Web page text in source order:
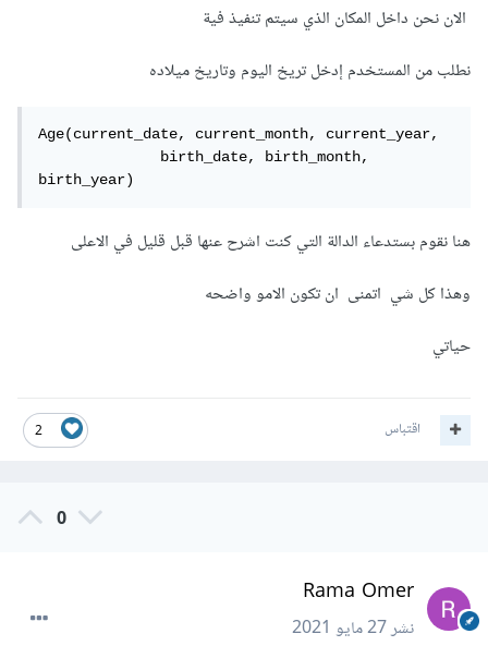
الان نحن داخل المكان الذي سيتم تنفيذ فية
نطلب من المستخدم إدخل تريخ اليوم وتاريخ ميلاده
Age(current_date, current_month, current_year,
              birth_date, birth_month,
birth_year)
هنا نقوم بستدعاء الدالة التي كنت اشرح عنها قبل قليل في الاعلى
وهذا كل شي اتمنى ان تكون الامو واضحه
حياتي
2 اقتباس
0
Rama Omer
نشر27 مايو 2021